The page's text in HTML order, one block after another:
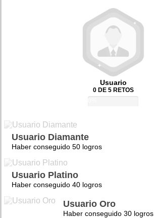
Usuario
0 DE 5 RETOS
Usuario Diamante
Haber conseguido 50 logros
Usuario Platino
Haber conseguido 40 logros
Usuario Oro
Haber conseguido 30 logros